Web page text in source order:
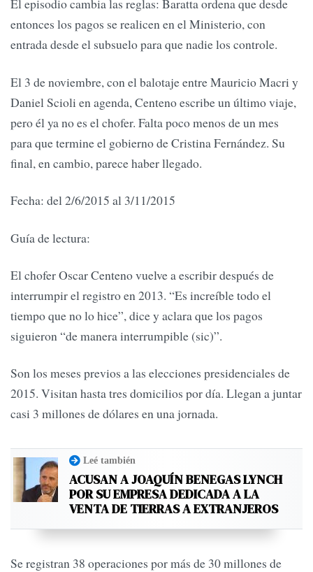
El episodio cambia las reglas: Baratta ordena que desde
entonces los pagos se realicen en el Ministerio, con
entrada desde el subsuelo para que nadie los controle.
El 3 de noviembre, con el balotaje entre Mauricio Macri y
Daniel Scioli en agenda, Centeno escribe un último viaje,
pero él ya no es el chofer. Falta poco menos de un mes
para que termine el gobierno de Cristina Fernández. Su
final, en cambio, parece haber llegado.
Fecha: del 2/6/2015 al 3/11/2015
Guía de lectura:
El chofer Oscar Centeno vuelve a escribir después de
interrumpir el registro en 2013. “Es increíble todo el
tiempo que no lo hice”, dice y aclara que los pagos
siguieron “de manera interrumpible (sic)”.
Son los meses previos a las elecciones presidenciales de
2015. Visitan hasta tres domicilios por día. Llegan a juntar
casi 3 millones de dólares en una jornada.
Leé también
ACUSAN A JOAQUÍN BENEGAS LYNCH
POR SU EMPRESA DEDICADA A LA
VENTA DE TIERRAS A EXTRANJEROS
Se registran 38 operaciones por más de 30 millones de